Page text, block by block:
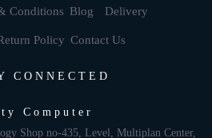
Conditions Blog Delivery
Policy Contact Us
CONNECTED
Computer
Shop no-435, Level, Multiplan Center,